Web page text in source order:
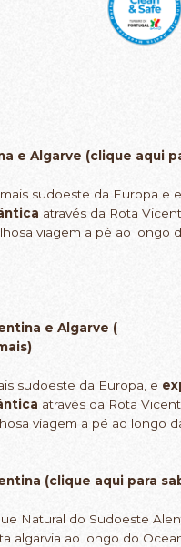
e Algarve (clique aqui
sudoeste da Europa e
através da Rota
viagem a pé ao longo
e Algarve (
)
sudoeste da Europa, e
através da Rota
viagem a pé ao longo
(clique aqui para
Natural do Sudoeste
algarvia ao longo do